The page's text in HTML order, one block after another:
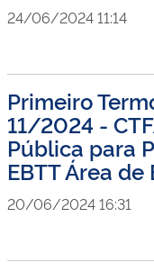
24/06/2024 11:14
Primeiro
11/2024 -
Pública para
EBTT Área
20/06/2024 16:31